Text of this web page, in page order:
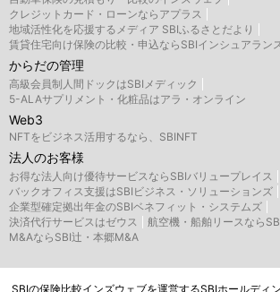
クレジットカード・ローンならアプラス
地域活性化を応援するメディア SBIふるさとだより
賃貸住宅向け保険の比較・申込ならSBIインシュアラン
からだの管理
高級会員制人間ドックはSBIメディック
5-ALAサプリメント・化粧品はアラ・オンライン
Web3
NFTをビジネス活用するなら、SBINFT
法人のお客様
お得な法人向け優待サービスならSBIバリュープレイス
バックオフィス支援はSBIビジネス・ソリューションズ
企業型確定拠出年金のSBIベネフィット・システムズ
決済代行サービスはゼウス
航空機・船舶リースなら
M&AならSBI辻・本郷M&A
SBIの保険比較インズウェブを運営するSBIホールディ